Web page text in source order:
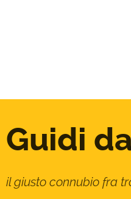
Guidi
il giusto connubio fra